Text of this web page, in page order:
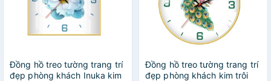
Đồng hồ treo tường trang trí
đẹp phòng khách Inuka kim
Đồng hồ treo tường trang trí
đẹp phòng khách kim trôi